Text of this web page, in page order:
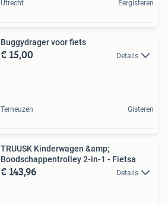
Utrecht Eergisteren
Buggydrager voor fiets
€ 15,00 Details
Terneuzen Gisteren
TRUUSK Kinderwagen &amp;
Boodschappentrolley 2-in-1 - Fietsa
€ 143,96 Details